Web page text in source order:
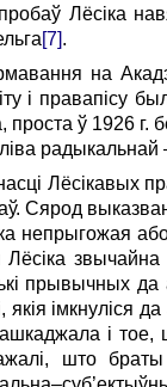
Лёсіка
[7].
на
і правапісу
ў 1926 г.
Лёсікавых
Сярод
непрыгожая
прывычных да
імкнуліся
і тое,
што